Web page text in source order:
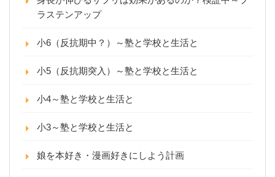
ラステンアップ
小6（反抗期中？）～塾と学校と生活と
小5（反抗期突入）～塾と学校と生活と
小4～塾と学校と生活と
小3～塾と学校と生活と
娘を本好き・漫画好きにしよう計画